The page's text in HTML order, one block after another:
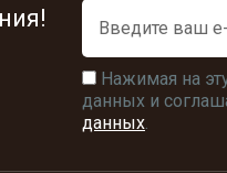
Нажимая на
данных и
данных.